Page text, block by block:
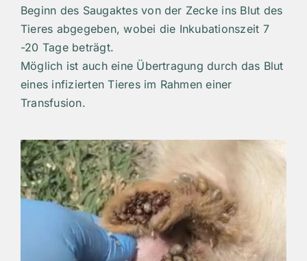
Beginn des Saugaktes von der Zecke ins Blut des
Tieres abgegeben, wobei die Inkubationszeit 7
-20 Tage beträgt.
Möglich ist auch eine Übertragung durch das Blut
eines infizierten Tieres im Rahmen einer
Transfusion.